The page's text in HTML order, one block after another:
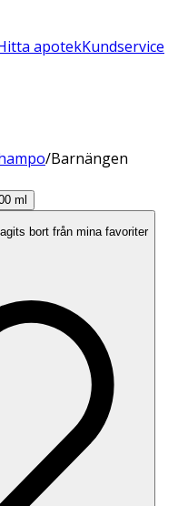
apotekKundservice
/Barnängen
bort från mina favoriter